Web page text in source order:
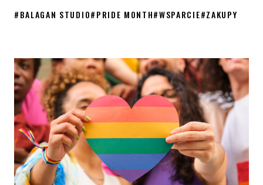
#BALAGAN STUDIO#PRIDE MONTH#WSPARCIE#ZAKUPY